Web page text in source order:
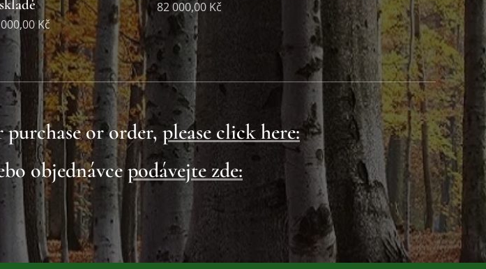
skladě
Kč
82 000,00Kč
or order,please click here:
objednávcepodávejte zde: